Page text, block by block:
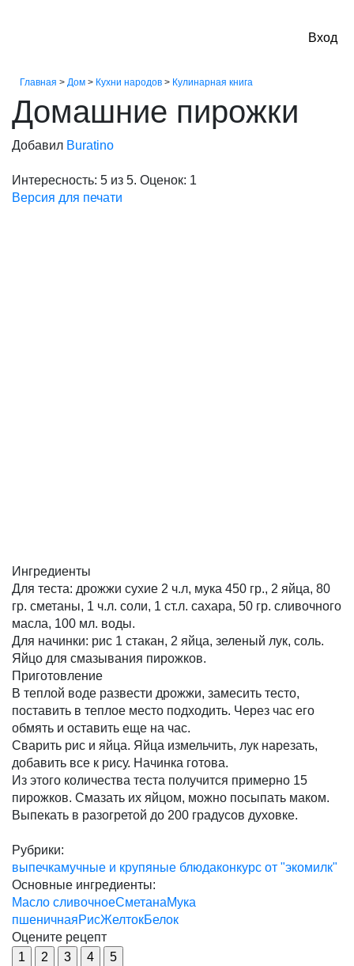
Вход
Вход
Главная > Дом > Кухни народов > Кулинарная книга
Домашние пирожки
Добавил Buratino
Интересность: 5 из 5. Оценок: 1
Версия для печати
Ингредиенты
Для теста: дрожжи сухие 2 ч.л, мука 450 гр., 2 яйца, 80
гр. сметаны, 1 ч.л. соли, 1 ст.л. сахара, 50 гр. сливочного
масла, 100 мл. воды.
Для начинки: рис 1 стакан, 2 яйца, зеленый лук, соль.
Яйцо для смазывания пирожков.
Приготовление
В теплой воде развести дрожжи, замесить тесто,
поставить в теплое место подходить. Через час его
обмять и оставить еще на час.
Сварить рис и яйца. Яйца измельчить, лук нарезать,
добавить все к рису. Начинка готова.
Из этого количества теста получится примерно 15
пирожков. Смазать их яйцом, можно посыпать маком.
Выпекать в разогретой до 200 градусов духовке.
Рубрики:
выпечкамучные и крупяные блюдаконкурс от "экомилк"
Основные ингредиенты:
Масло сливочноеСметанаМука
пшеничнаяРисЖелтокБелок
Оцените рецепт